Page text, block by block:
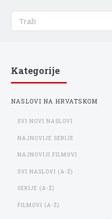
Kategorije
NASLOVI NA HRVATSKOM
SVI NOVI NASLOVI
NAJNOVIJE SERIJE
NAJNOVIJI FILMOVI
SVI NASLOVI (A-Ž)
SERIJE (A-Ž)
FILMOVI (A-Ž)